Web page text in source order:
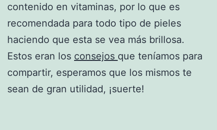
contenido en vitaminas, por lo que es
recomendada para todo tipo de pieles
haciendo que esta se vea más brillosa.
Estos eran los consejos que teníamos para
compartir, esperamos que los mismos te
sean de gran utilidad, ¡suerte!